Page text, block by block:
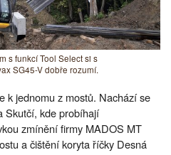
s funkcí Tool Select si s
SG45-V dobře rozumí.
k jednomu z mostů. Nachází se
Skutčí, kde probíhají
zmínění firmy MADOS MT
a čištění koryta říčky Desná